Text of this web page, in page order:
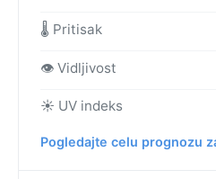
🌡️ Pritisak
👁️ Vidljivost
☀️ UV indeks
Pogledajte celu prognozu